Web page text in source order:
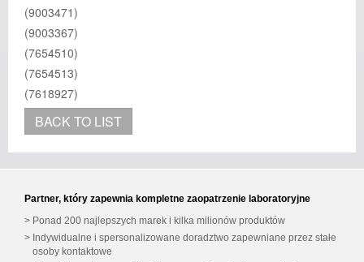
(9003471)
(9003367)
(7654510)
(7654513)
(7618927)
BACK TO LIST
Partner, który zapewnia kompletne zaopatrzenie laboratoryjne
Ponad 200 najlepszych marek i kilka milionów produktów
Indywidualne i spersonalizowane doradztwo zapewniane przez stałe
osoby kontaktowe